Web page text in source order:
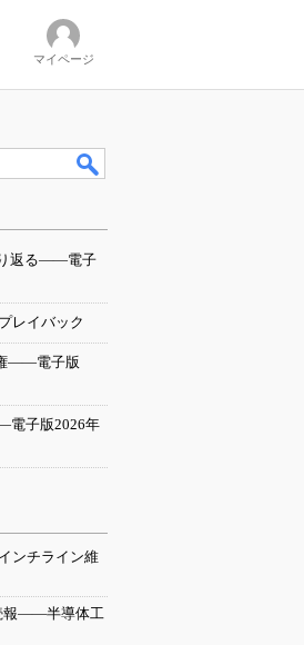
マイページ
り返る――電子
レイバック
――電子版
電子版2026年
ンチライン維
報――半導体工